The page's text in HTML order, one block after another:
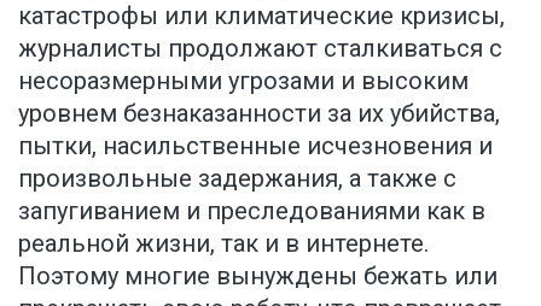
катастрофы или климатические кризисы,
журналисты продолжают сталкиваться с
несоразмерными угрозами и высоким
уровнем безнаказанности за их убийства,
пытки, насильственные исчезновения и
произвольные задержания, а также с
запугиванием и преследованиями как в
реальной жизни, так и в интернете.
Поэтому многие вынуждены бежать или